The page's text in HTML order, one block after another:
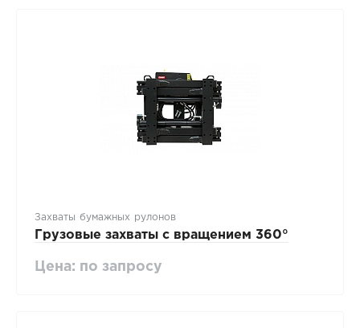
Захваты бумажных рулонов
Грузовые захваты с вращением 360°
Цена: по запросу